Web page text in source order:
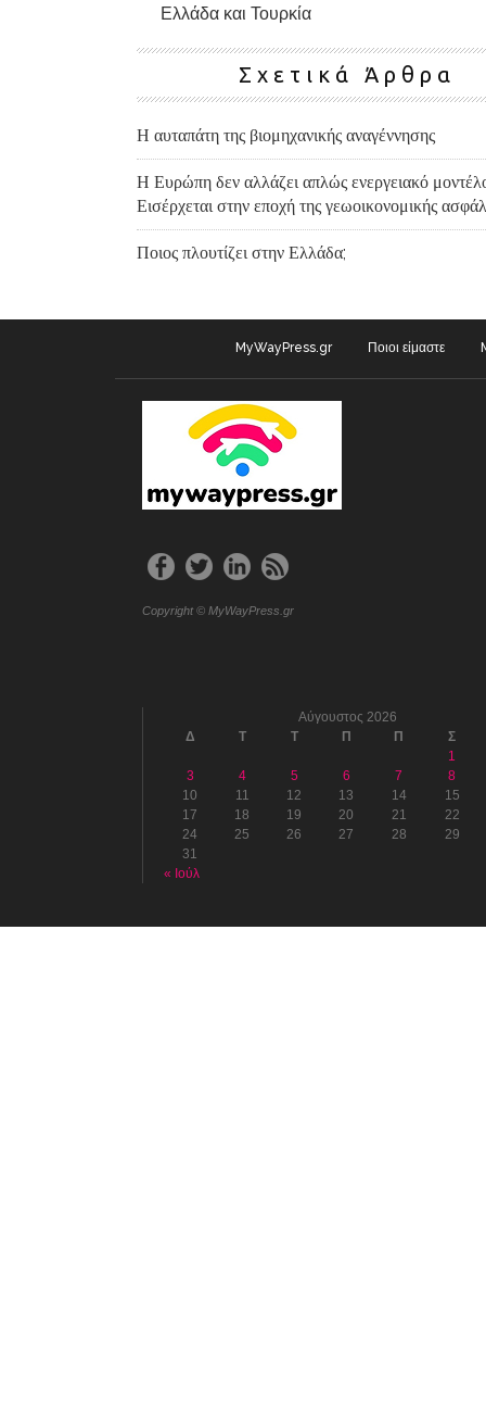
Ελλάδα και Τουρκία
Σχετικά Άρθρα
Η αυταπάτη της βιομηχανικής αναγέννησης
Η Ευρώπη δεν αλλάζει απλώς ενεργειακό
Εισέρχεται στην εποχή της γεωοικονομικής
Ποιος πλουτίζει στην Ελλάδα;
MyWayPress.gr Ποιοι είμαστε
Copyright © MyWayPress.gr
Αύγουστος 2026
Δ
Τ Τ Π Π
Σ
1
3
4 5 6 7
8
10
11 12 13 14
15
17
18 19 20 21
22
24
25 26 27 28
29
31
« Ιούλ